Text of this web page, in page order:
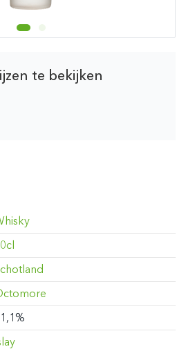
te bekijken